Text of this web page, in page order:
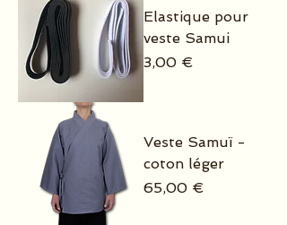
Elastique pour
veste Samui
Prix
3,00 €
Veste Samuï -
coton léger
Prix
65,00 €